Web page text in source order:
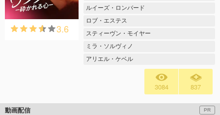
3.6
ルイーズ・ロンバード
ロブ・エステス
スティーヴン・モイヤー
ミラ・ソルヴィノ
アリエル・ケベル
3084 837
動画配信 PR